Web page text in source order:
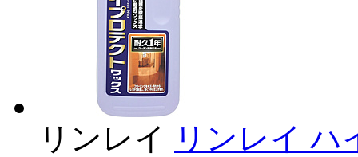
リンレイ
リンレイ ハ